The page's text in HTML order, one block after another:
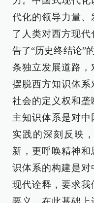
代化的领导力量、
了人类对西方现
告了“历史终结论”
条独立发展道路，
摆脱西方知识体
社会的定义权和垄
主知识体系是对
实践的深刻反映
新，更呼唤精神
识体系的构建是
现代诠释，要求